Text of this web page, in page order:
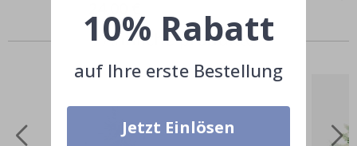
Price
Ähnliche produkte
10% Rabatt
auf Ihre erste Bestellung
Jetzt Einlösen